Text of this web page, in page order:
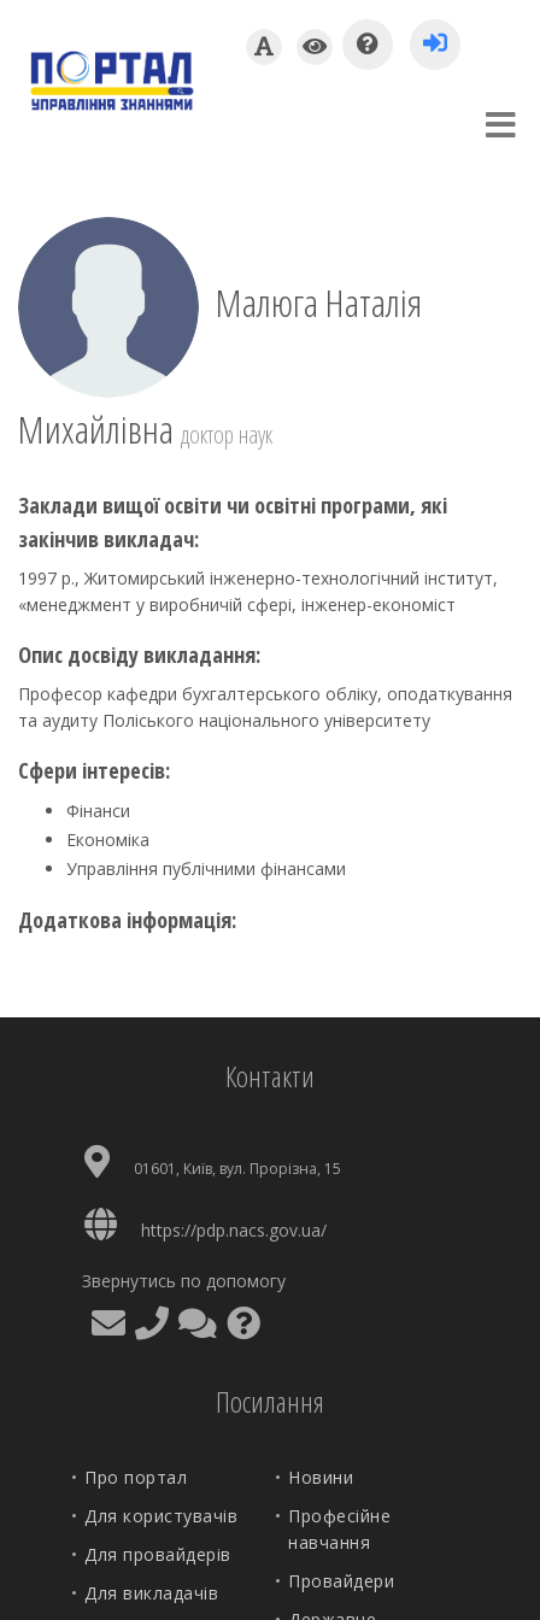
Малюга Наталія
Михайлівна доктор наук
Заклади вищої освіти чи освітні програми, які
закінчив викладач:
1997 р., Житомирський інженерно-технологічний інститут,
«менеджмент у виробничій сфері, інженер-економіст
Опис досвіду викладання:
Професор кафедри бухгалтерського обліку, оподаткування
та аудиту Поліського національного університету
Сфери інтересів:
Фінанси
Економіка
Управління публічними фінансами
Додаткова інформація:
Контакти
01601, Київ, вул. Прорізна, 15
https://pdp.nacs.gov.ua/
Звернутись по допомогу
Посилання
Про портал
Для користувачів
Для провайдерів
Для викладачів
Новини
Професійне
навчання
Провайдери